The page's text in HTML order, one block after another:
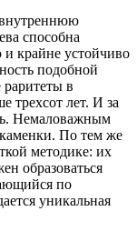
способна
крайне устойчиво
подобной
в
трехсот лет. И за
Немаловажным
По тем же
методике: их
образоваться
по
уникальная